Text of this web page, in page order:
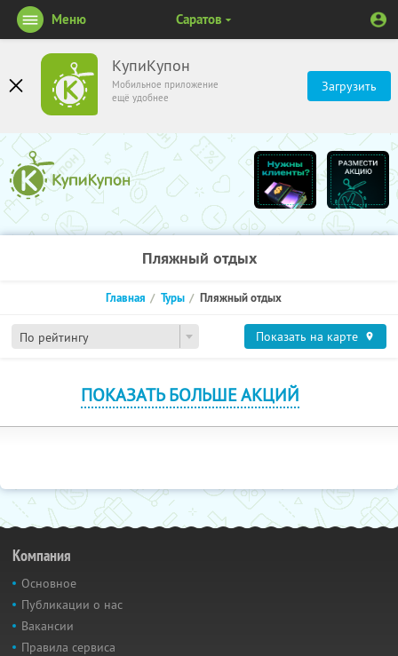
КупиКупон
Мобильное приложение
ещё удобнее
Загрузить
Меню Саратов
Пляжный отдых
По рейтингу
Главная Туры Пляжный отдых
Показать на карте
ПОКАЗАТЬ БОЛЬШЕ АКЦИЙ
Компания
Основное
Публикации о нас
Вакансии
Правила сервиса